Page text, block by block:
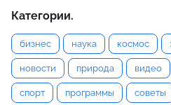
Категории.
бизнес наука космос
новости природа видео
спорт программы советы